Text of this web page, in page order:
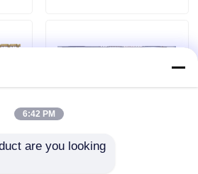
van de Metaaldraad
van de Metaaldraad
6:42 PM
are you looking